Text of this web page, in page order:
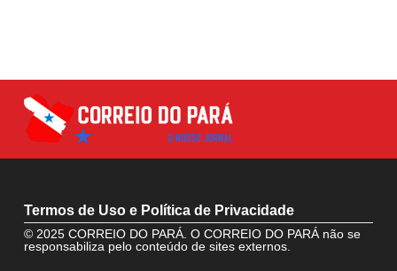
Termos de Uso e Política de Privacidade
© 2025 CORREIO DO PARÁ. O CORREIO DO PARÁ não se
responsabiliza pelo conteúdo de sites externos.